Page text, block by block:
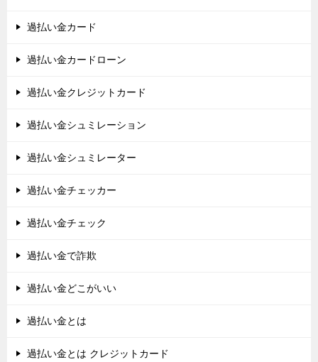
過払い金カード
過払い金カードローン
過払い金クレジットカード
過払い金シュミレーション
過払い金シュミレーター
過払い金チェッカー
過払い金チェック
過払い金で詐欺
過払い金どこがいい
過払い金とは
過払い金とは クレジットカード